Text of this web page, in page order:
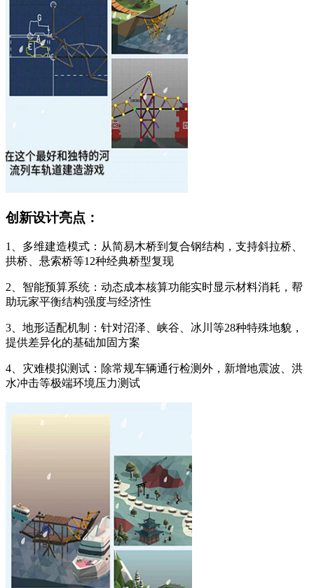
创新设计亮点：
1、多维建造模式：从简易木桥到复合钢结构，支持斜拉桥、
拱桥、悬索桥等12种经典桥型复现
2、智能预算系统：动态成本核算功能实时显示材料消耗，帮
助玩家平衡结构强度与经济性
3、地形适配机制：针对沼泽、峡谷、冰川等28种特殊地貌，
提供差异化的基础加固方案
4、灾难模拟测试：除常规车辆通行检测外，新增地震波、洪
水冲击等极端环境压力测试